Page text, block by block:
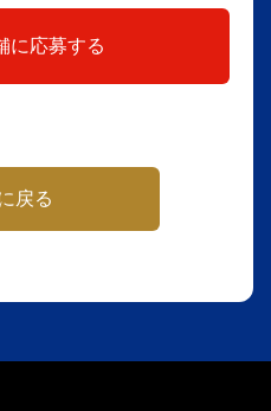
に応募する
戻る